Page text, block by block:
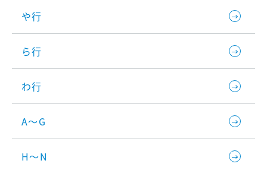
や行
ら行
わ行
A～G
H～N